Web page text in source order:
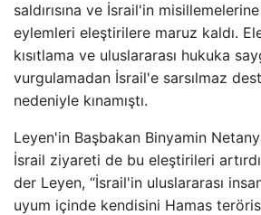
saldırısına ve İsrail'in
eylemleri eleştirilere maruz kaldı.
kısıtlama ve uluslararası hukuka
vurgulamadan İsrail'e sarsılmaz
nedeniyle kınamıştı.
Leyen'in Başbakan Binyamin
İsrail ziyareti de bu eleştirileri
der Leyen, “İsrail'in uluslararası
uyum içinde kendisini Hamas